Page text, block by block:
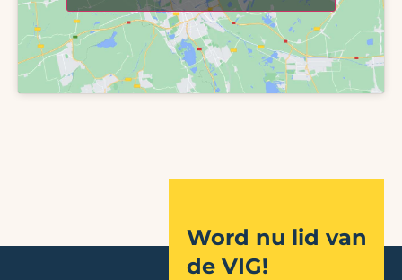
Word nu lid van
de VIG!